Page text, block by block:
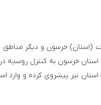
(استان) خرسون و دیگر مناطق
خرسون به کنترل روسیه
نیز پیشروی کرده و وارد